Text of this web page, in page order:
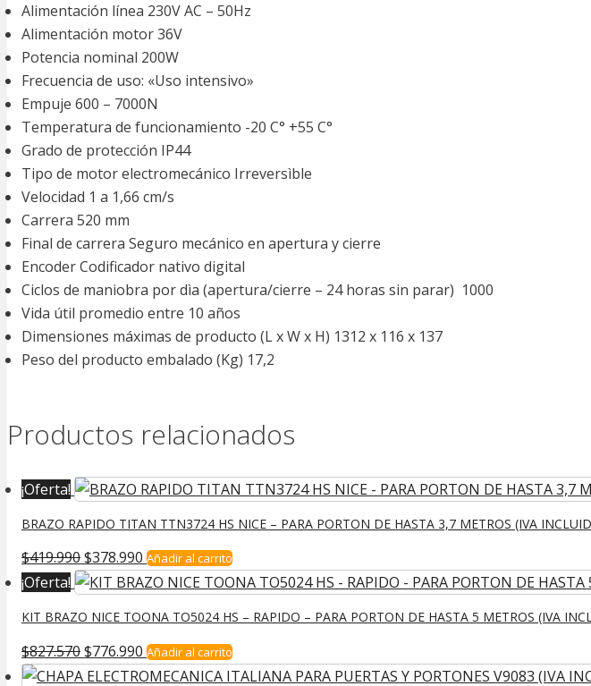
INCLUIDO)
cantidad
Alimentación línea 230V AC – 50Hz
Alimentación motor 36V
Potencia nominal 200W
Frecuencia de uso: «Uso intensivo»
Empuje 600 – 7000N
Temperatura de funcionamiento -20 C° +55 C°
Grado de protección IP44
Tipo de motor electromecánico Irreversìble
Velocidad 1 a 1,66 cm/s
Carrera 520 mm
Final de carrera Seguro mecánico en apertura y cierre
Encoder Codificador nativo digital
Ciclos de maniobra por dìa (apertura/cierre – 24 horas sin parar) 1000
Vida útil promedio entre 10 años
Dimensiones máximas de producto (L x W x H) 1312 x 116 x 137
Peso del producto embalado (Kg) 17,2
Productos relacionados
¡Oferta!
BRAZO RAPIDO TITAN TTN3724 HS NICE – PARA PORTON DE HASTA 3,7 METROS (IVA
$419.990El
precio
era:
$419.990.
$378.990 El
precio
es:
$378.990.
Añadir al carrito
¡Oferta!
KIT BRAZO NICE TOONA TO5024 HS – RAPIDO – PARA PORTON DE HASTA 5 METROS (IVA
$827.570El
precio
$776.990 El
precio
Añadir al carrito